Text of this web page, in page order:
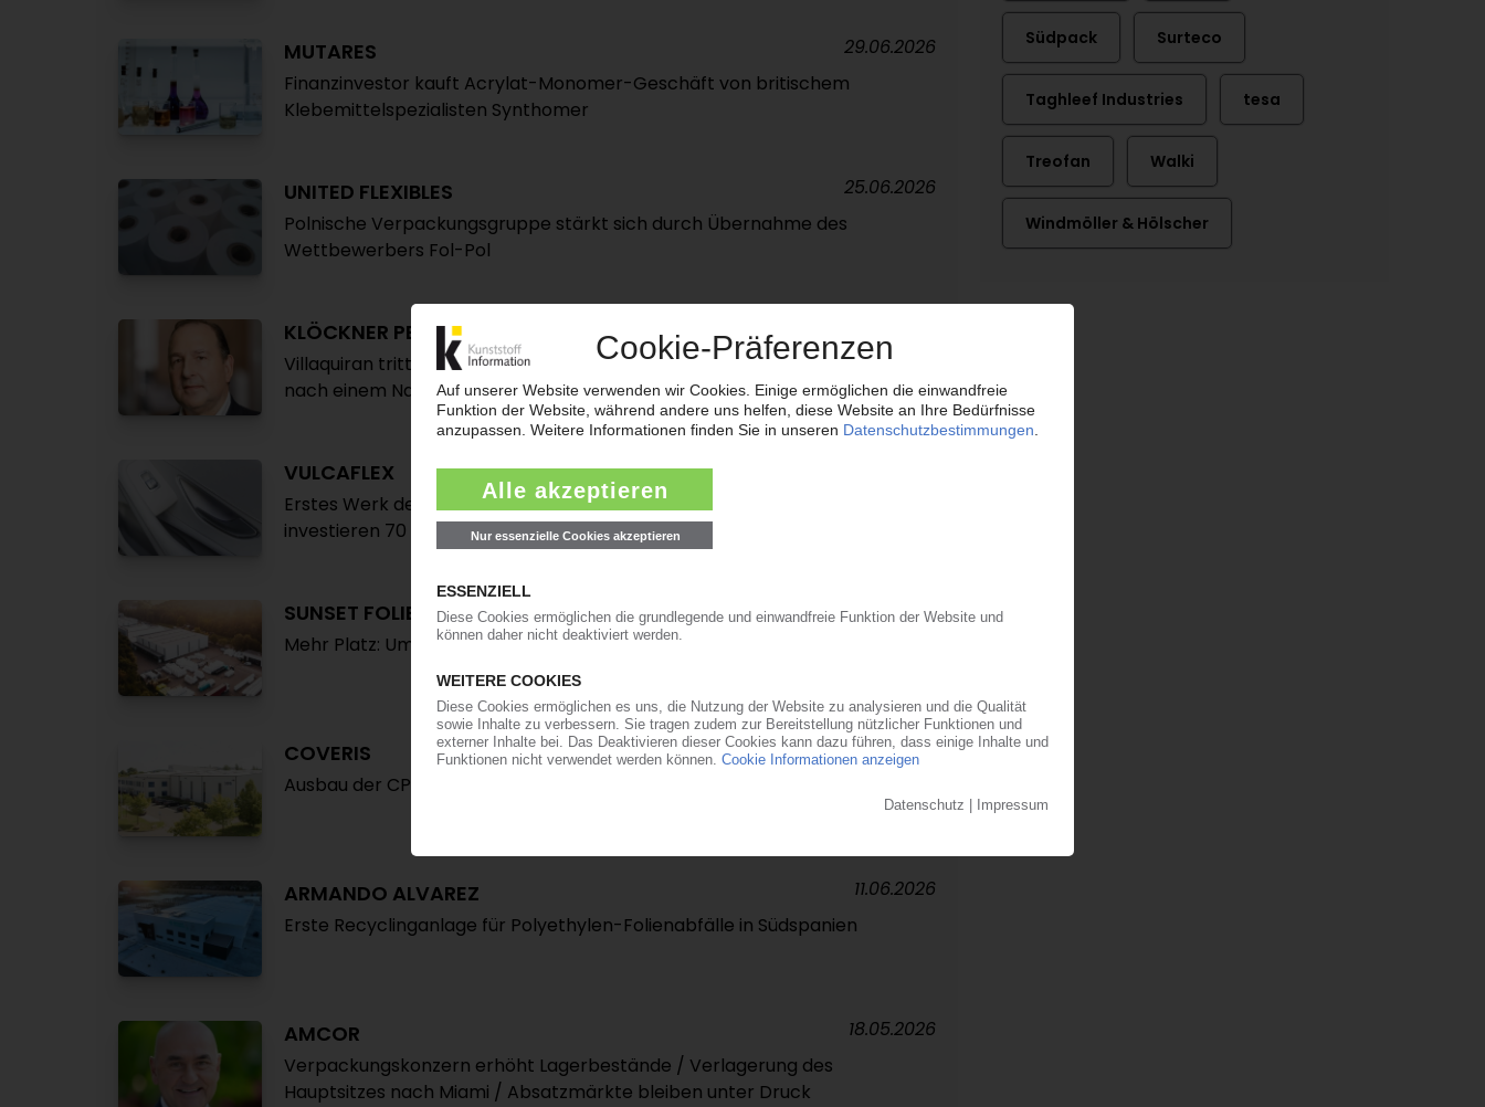
MUTARES
Finanzinvestor kauft Acrylat-Monomer-Geschäft von britischem
Klebemittelspezialisten Synthomer
29.06.2026
UNITED FLEXIBLES
Polnische Verpackungsgruppe stärkt sich durch Übernahme des
Wettbewerbers Fol-Pol
25.06.2026
KLÖCKNER PENTAPLAST
Villaquiran tritt als CEO zurück / Zacka übernimmt während der Suche
nach einem Nachfolger
VULCAFLEX
Erstes Werk des Kunstlederfabrikanten in Nordamerika / Italiener
investieren 70 Mio EUR in PVC-Kalandrierung
SUNSET FOLIEN
Mehr Platz: Umzug in das frühere Epsotech-Werk in Jülich
22.06.2026
COVERIS
Ausbau der CPP-Folienkapazitäten durch Übernahme von Gefo
17.06.2026
ARMANDO ALVAREZ
Erste Recyclinganlage für Polyethylen-Folienabfälle in Südspanien
11.06.2026
AMCOR
Verpackungskonzern erhöht Lagerbestände / Verlagerung des
Hauptsitzes nach Miami / Absatzmärkte bleiben unter Druck
18.05.2026
Südpack Surteco
Taghleef Industries tesa
Treofan Walki
Windmöller & Hölscher